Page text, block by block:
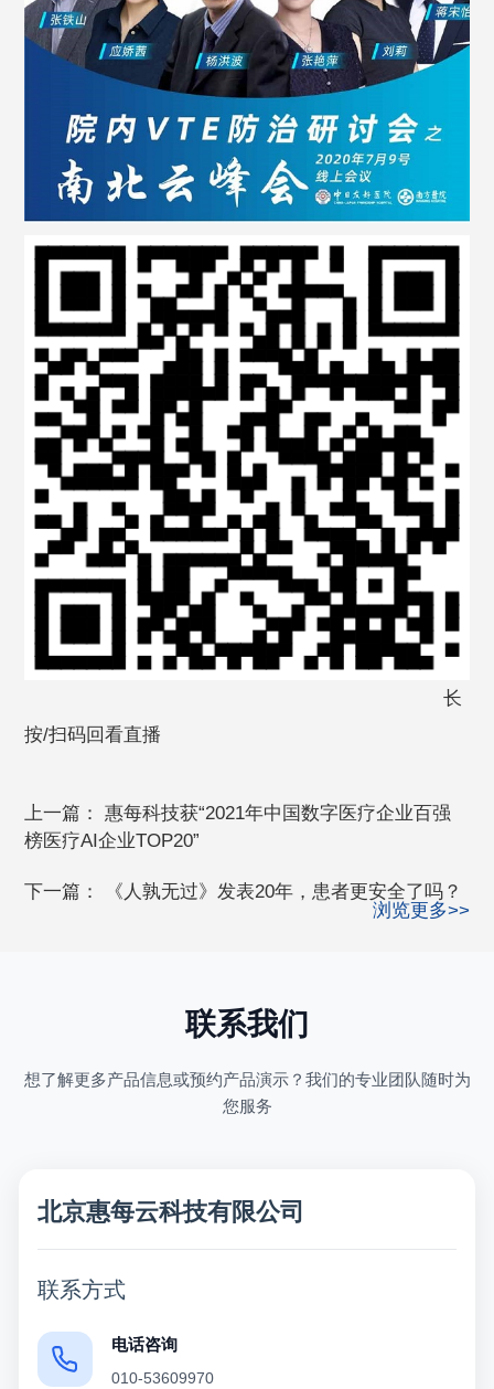
长
按/扫码回看直播
上一篇：惠每科技获“2021年中国数字医疗企业百强
榜医疗AI企业TOP20”
下一篇：
《人孰无过》发表20年，患者更安全了吗？
浏览更多>>
联系我们
想了解更多产品信息或预约产品演示？我们的专业团队随时为
您服务
北京惠每云科技有限公司
联系方式
电话咨询
010-53609970